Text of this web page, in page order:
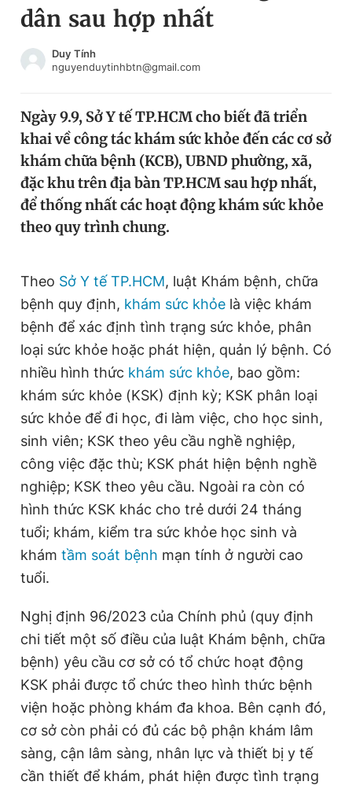
Chuyên mục khác
Chào ngày mới
Video Magazine
Sản phẩm khác
Tiện ích
Thông tin tòa soạn Liên hệ quảng cáo
Đọc Thanh Niên trên điện thoại
Theo dõi báo trên
Hotline
0906 645 777
Liên hệ quảng cáo
0908 780 404
Đặt báo Quảng cáo RSS Tòa soạn Chính sách bảo
Tổng biên tập: Nguyễn Ngọc Toàn
Phó tổng biên tập thường trực: Hải Thành
Phó tổng biên tập: Lâm Hiếu Dũng
Phó tổng biên tập: Trần Việt Hưng
Tổng thư ký tòa soạn: Đức Trung
Giấy phép xuất bản số 110/GP - BTTTT cấp ngày 24.3.2020
© 2003-2026 Bản quyền thuộc về Báo Thanh Niên. Cấm sao
chép dưới mọi hình thức nếu không có sự chấp thuận bằng văn
bản. Phát triển bởi ePi Technologies, JSC.
Đăng xuất
dân sau hợp nhất
Duy Tính
nguyenduytinhbtn@gmail.com
Ngày 9.9, Sở Y tế TP.HCM cho biết đã triển
khai về công tác khám sức khỏe đến các cơ sở
khám chữa bệnh (KCB), UBND phường, xã,
đặc khu trên địa bàn TP.HCM sau hợp nhất,
để thống nhất các hoạt động khám sức khỏe
theo quy trình chung.
Theo Sở Y tế TP.HCM, luật Khám bệnh, chữa
bệnh quy định, khám sức khỏe là việc khám
bệnh để xác định tình trạng sức khỏe, phân
loại sức khỏe hoặc phát hiện, quản lý bệnh. Có
nhiều hình thức khám sức khỏe, bao gồm:
khám sức khỏe (KSK) định kỳ; KSK phân loại
sức khỏe để đi học, đi làm việc, cho học sinh,
sinh viên; KSK theo yêu cầu nghề nghiệp,
công việc đặc thù; KSK phát hiện bệnh nghề
nghiệp; KSK theo yêu cầu. Ngoài ra còn có
hình thức KSK khác cho trẻ dưới 24 tháng
tuổi; khám, kiểm tra sức khỏe học sinh và
khám tầm soát bệnh mạn tính ở người cao
tuổi.
Nghị định 96/2023 của Chính phủ (quy định
chi tiết một số điều của luật Khám bệnh, chữa
bệnh) yêu cầu cơ sở có tổ chức hoạt động
KSK phải được tổ chức theo hình thức bệnh
viện hoặc phòng khám đa khoa. Bên cạnh đó,
cơ sở còn phải có đủ các bộ phận khám lâm
sàng, cận lâm sàng, nhân lực và thiết bị y tế
cần thiết để khám, phát hiện được tình trạng